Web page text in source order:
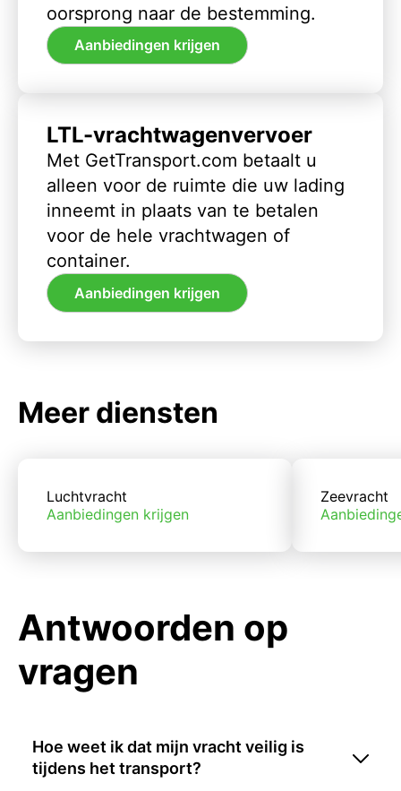
oorsprong naar de bestemming.
Aanbiedingen krijgen
LTL-vrachtwagenvervoer
Met GetTransport.com betaalt u
alleen voor de ruimte die uw lading
inneemt in plaats van te betalen
voor de hele vrachtwagen of
container.
Aanbiedingen krijgen
Meer diensten
Luchtvracht
Aanbiedingen krijgen
Zeevracht
Antwoorden op
vragen
Hoe weet ik dat mijn vracht veilig is
tijdens het transport?